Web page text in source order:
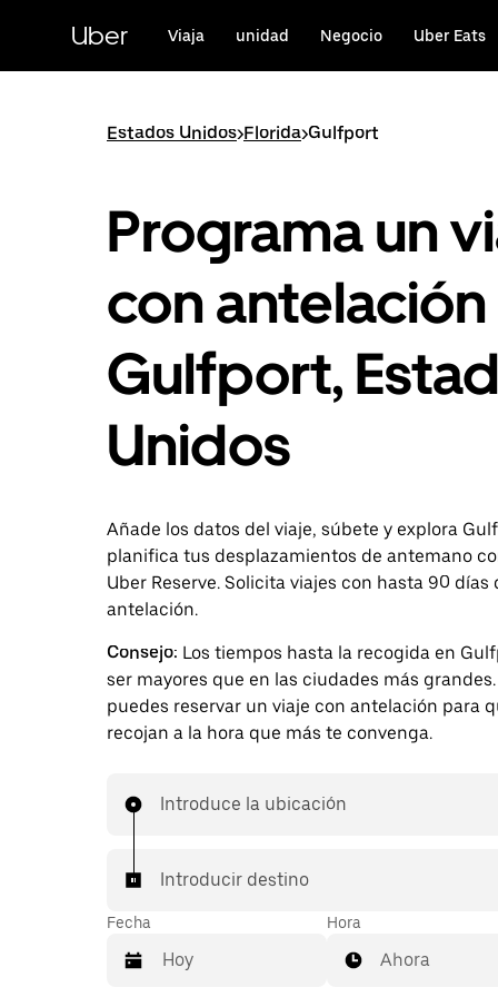
contenido
principal
Uber Viaja unidad Negocio Uber Eats
Estados Unidos>Florida>Gulfport
Programa un
con antelación
Gulfport,
Unidos
Añade los datos del viaje, súbete y explora
planifica tus desplazamientos de antemano
Uber Reserve. Solicita viajes con hasta 90 días
antelación.
Consejo: Los tiempos hasta la recogida en
ser mayores que en las ciudades más
puedes reservar un viaje con antelación para
recojan a la hora que más te convenga.
Introduce la ubicación
Introducir destino
Fecha Hora
Ahora